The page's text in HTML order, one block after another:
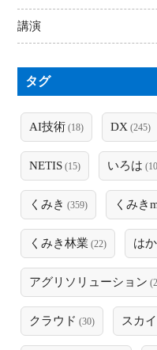
講演
タグ
AI技術 (18) DX (245)
NETIS (15) いろは
くみき (359) くみき
くみき林業 (22) は
アグリソリューション
クラウド (30) スカ